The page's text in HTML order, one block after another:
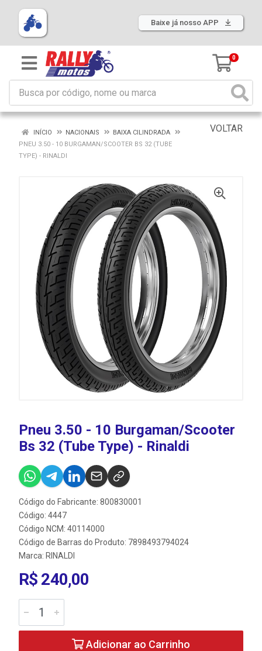
Baixe já nosso APP
0
VOLTAR
INÍCIO NACIONAIS
BAIXA CILINDRADA
PNEU 3.50 - 10 BURGAMAN/SCOOTER BS 32 (TUBE
TYPE) - RINALDI
Pneu 3.50 - 10 Burgaman/Scooter
Bs 32 (Tube Type) - Rinaldi
Código do Fabricante: 800830001
Código: 4447
Código NCM: 40114000
Código de Barras do Produto: 7898493794024
Marca: RINALDI
R$ 240,00
Adicionar ao Carrinho